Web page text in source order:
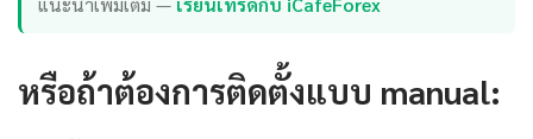
หรือถ้าต้องการติดตั้งแบบ manual: